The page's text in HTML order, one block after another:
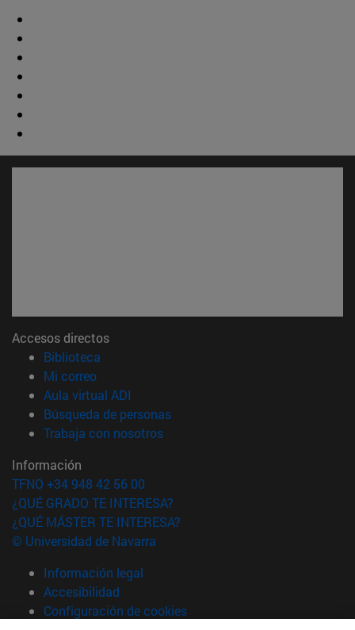
Accesos directos
Biblioteca
Mi correo(abre en nueva ventana)
Aula virtual ADI
Búsqueda de personas(abre en nueva ventana)
Trabaja con nosotros(abre en nueva ventana)
Información
TFNO +34 948 42 56 00
¿QUÉ GRADO TE INTERESA?
¿QUÉ MÁSTER TE INTERESA?
© Universidad de Navarra
Información legal
Accesibilidad
Configuración de cookies